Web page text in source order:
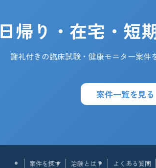
日帰り・在宅・短
謝礼付きの臨床試験・健康モニター案件
案件一覧を見る
案件を探す 治験とは？ よくある質問